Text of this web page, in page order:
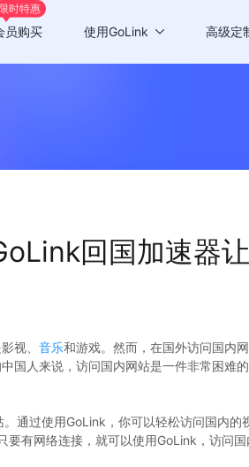
时特惠
员购买 使用GoLink 高级定
回国加速器
视、 音乐和游戏。然而，在国外访问国内
国人来说，访问国内网站是一件非常困难
通过使用GoLink，你可以轻松访问国内
要有网络连接，就可以使用GoLink，访问